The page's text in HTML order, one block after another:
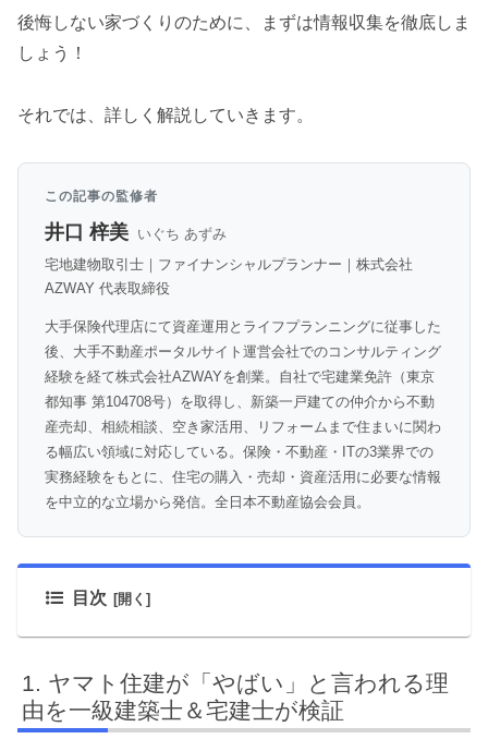
後悔しない家づくりのために、まずは情報収集を徹底しま
しょう！
それでは、詳しく解説していきます。
この記事の監修者
井口 梓美 いぐち あずみ
宅地建物取引士｜ファイナンシャルプランナー｜株式会社
AZWAY 代表取締役
大手保険代理店にて資産運用とライフプランニングに従事した
後、大手不動産ポータルサイト運営会社でのコンサルティング
経験を経て株式会社AZWAYを創業。自社で宅建業免許（東京
都知事 第104708号）を取得し、新築一戸建ての仲介から不動
産売却、相続相談、空き家活用、リフォームまで住まいに関わ
る幅広い領域に対応している。保険・不動産・ITの3業界での
実務経験をもとに、住宅の購入・売却・資産活用に必要な情報
を中立的な立場から発信。全日本不動産協会会員。
目次
ヤマト住建が「やばい」と言われる理
由を一級建築士＆宅建士が検証